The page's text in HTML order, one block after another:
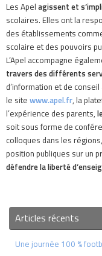
Les Apel agissent et
scolaires. Elles ont la
des établissements
scolaire et des pouvoirs
L’Apel accompagne
travers des différents
d’information et de
le site www.apel.fr, la
l’expérience des parents,
soit sous forme de
colloques dans les
position publiques sur un
défendre la liberté
Articles récents
Une journée 100 %